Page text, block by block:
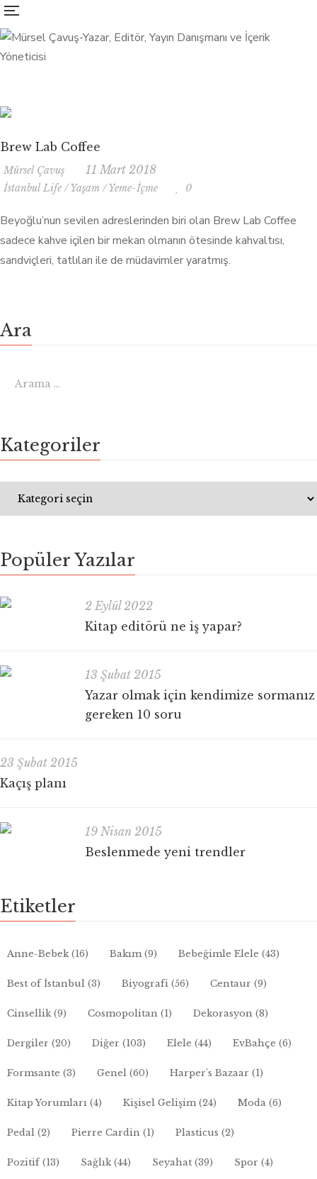
Brew Lab Coffee
Mürsel Çavuş 11 Mart 2018
İstanbul Life /Yaşam /Yeme-İçme 0
Beyoğlu’nun sevilen adreslerinden biri olan Brew Lab Coffee
sadece kahve içilen bir mekan olmanın ötesinde kahvaltısı,
sandviçleri, tatlıları ile de müdavimler yaratmış.
Ara
Kategoriler
Popüler Yazılar
2 Eylül 2022
Kitap editörü ne iş yapar?
13 Şubat 2015
Yazar olmak için kendimize sormanız
gereken 10 soru
23 Şubat 2015
Kaçış planı
19 Nisan 2015
Beslenmede yeni trendler
Etiketler
Anne-Bebek(16) Bakım(9) Bebeğimle Elele (43)
Best of İstanbul (3) Biyografi (56) Centaur (9)
Cinsellik(9) Cosmopolitan (1) Dekorasyon (8)
Dergiler (20) Diğer (103) Elele (44) EvBahçe (6)
Formsante (3) Genel (60) Harper's Bazaar (1)
Kitap Yorumları (4) Kişisel Gelişim(24) Moda (6)
Pedal (2) Pierre Cardin (1) Plasticus (2)
Pozitif(13) Sağlık(44) Seyahat (39) Spor (4)